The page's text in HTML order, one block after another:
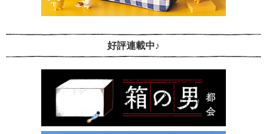
好評連載中♪